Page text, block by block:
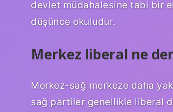
devlet müdahalesine tabi bir
düşünce okuludur.
Merkez liberal ne
Merkez-sağ merkeze daha
sağ partiler genellikle liberal